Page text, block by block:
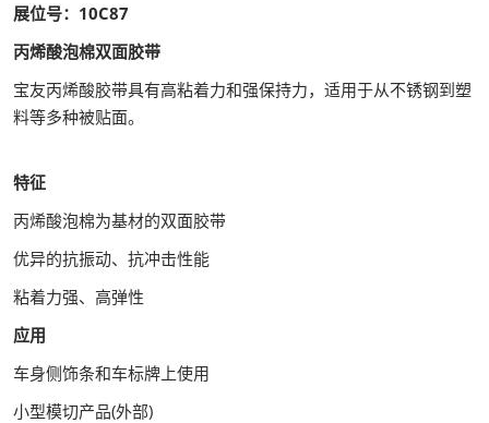
展位号：10C87
丙烯酸泡棉双面胶带
宝友丙烯酸胶带具有高粘着力和强保持力，适用于从不锈钢到塑
料等多种被贴面。
特征
丙烯酸泡棉为基材的双面胶带
优异的抗振动、抗冲击性能
粘着力强、高弹性
应用
车身侧饰条和车标牌上使用
小型模切产品(外部)